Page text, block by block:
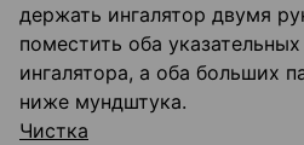
держать ингалятор двумя
поместить оба
ингалятора, а оба больших
ниже мундштука.
Чистка